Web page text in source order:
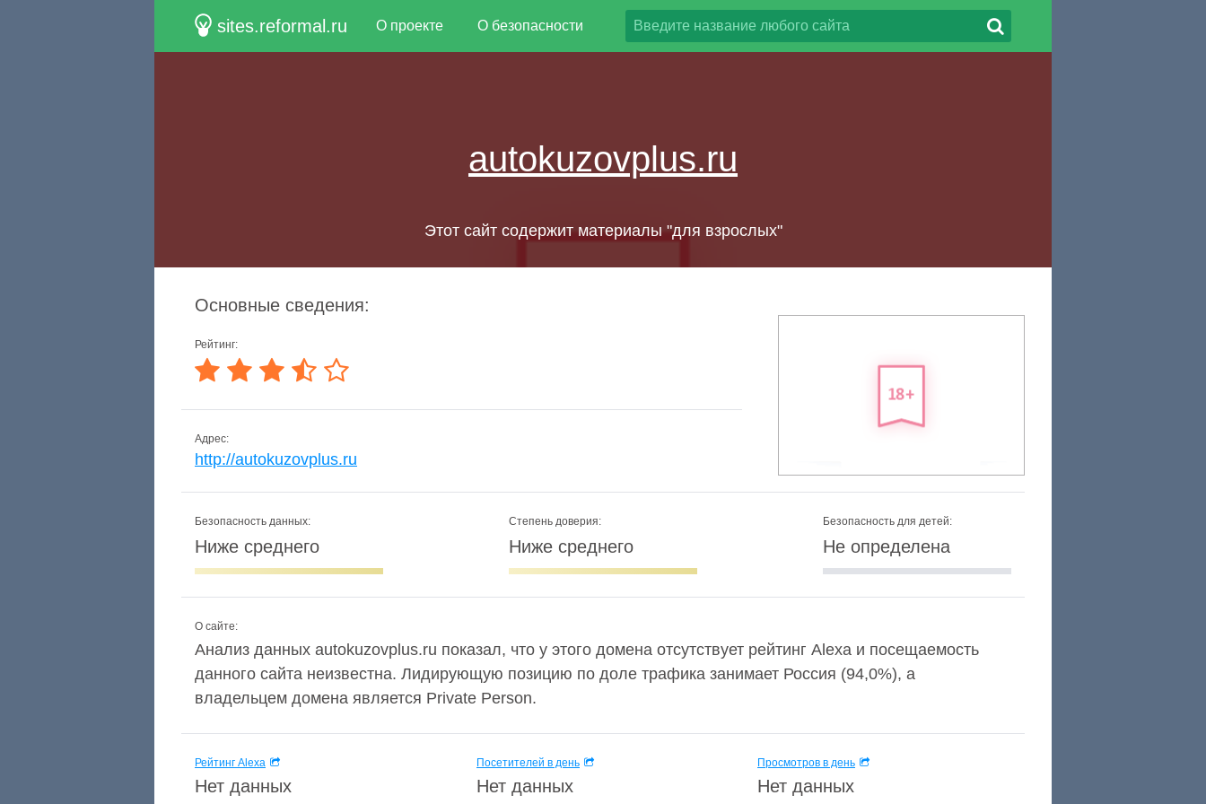
sites.reformal.ru О проекте О безопасности
autokuzovplus.ru
Этот сайт содержит материалы "для взрослых"
Основные сведения:
Рейтинг:
Адрес:
http://autokuzovplus.ru
Безопасность данных:
Ниже среднего
Степень доверия:
Ниже среднего
Безопасность для детей:
Не определена
О сайте:
Анализ данных autokuzovplus.ru показал, что у этого домена отсутствует рейтинг Alexa и посещаемость
данного сайта неизвестна. Лидирующую позицию по доле трафика занимает Россия (94,0%), а
владельцем домена является Private Person.
Рейтинг Alexa
Нет данных
Посетителей в день
Нет данных
Просмотров в день
Нет данных